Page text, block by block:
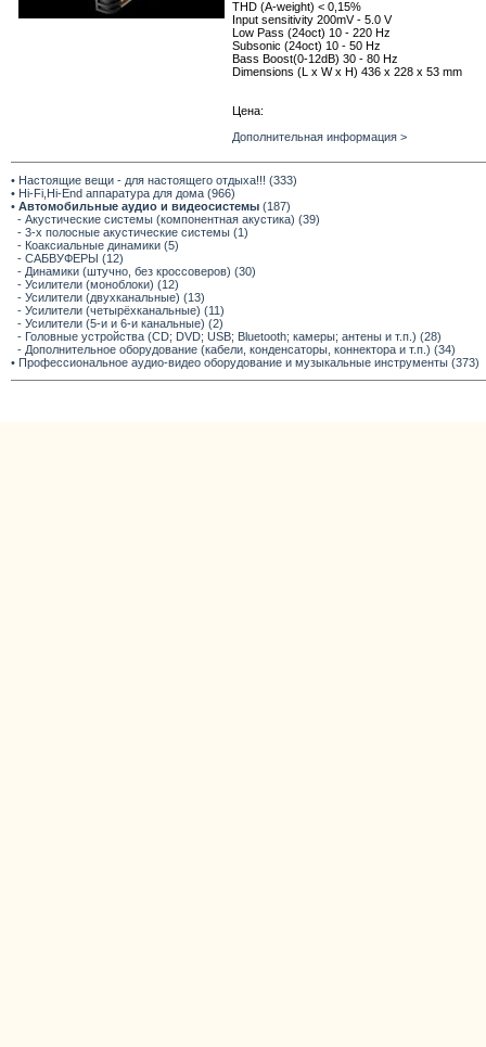
THD (A-weight) < 0,15%
Input sensitivity 200mV - 5.0 V
Low Pass (24oct) 10 - 220 Hz
Subsonic (24oct) 10 - 50 Hz
Bass Boost(0-12dB) 30 - 80 Hz
Dimensions (L x W x H) 436 x 228 x 53 mm
Цена:
Дополнительная информация >
• Настоящие вещи - для настоящего отдыха!!! (333)
• Hi-Fi,Hi-End аппаратура для дома (966)
• Автомобильные аудио и видеосистемы (187)
- Акустические системы (компонентная акустика) (39)
- 3-х полосные акустические системы (1)
- Коаксиальные динамики (5)
- САБВУФЕРЫ (12)
- Динамики (штучно, без кроссоверов) (30)
- Усилители (моноблоки) (12)
- Усилители (двухканальные) (13)
- Усилители (четырёхканальные) (11)
- Усилители (5-и и 6-и канальные) (2)
- Головные устройства (CD; DVD; USB; Bluetooth; камеры; антены и т.п.) (28)
- Дополнительное оборудование (кабели, конденсаторы, коннектора и т.п.) (34)
• Профессиональное аудио-видео оборудование и музыкальные инструменты (373)